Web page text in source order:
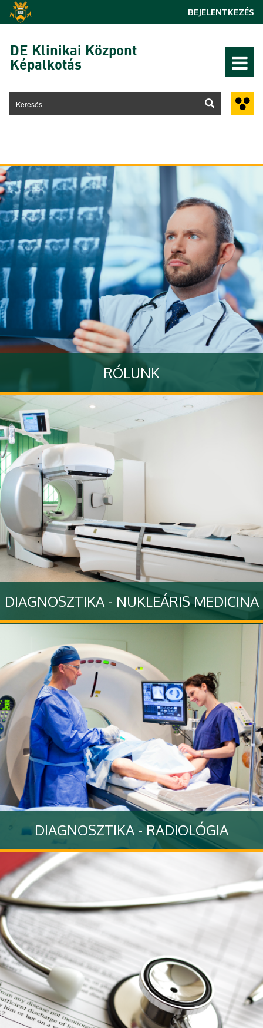
Ugrás a tartalomra
BEJELENTKEZÉS
DE Klinikai Központ
Képalkotás
RÓLUNK
Itt olvashatja el Klinikánk történetét
Tovább
DIAGNOSZTIKA - NUKLEÁRIS MEDICINA
hasznos információkat
Tovább
DIAGNOSZTIKA - RADIOLÓGIA